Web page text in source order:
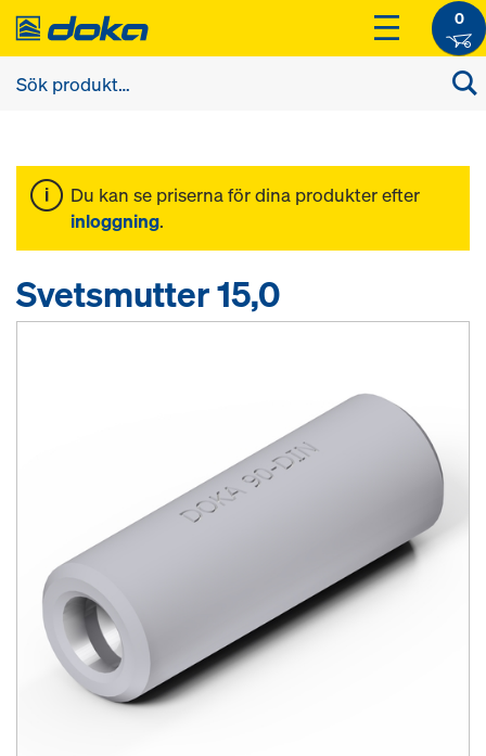
0
Du kan se priserna för dina produkter efter
inloggning.
Svetsmutter 15,0